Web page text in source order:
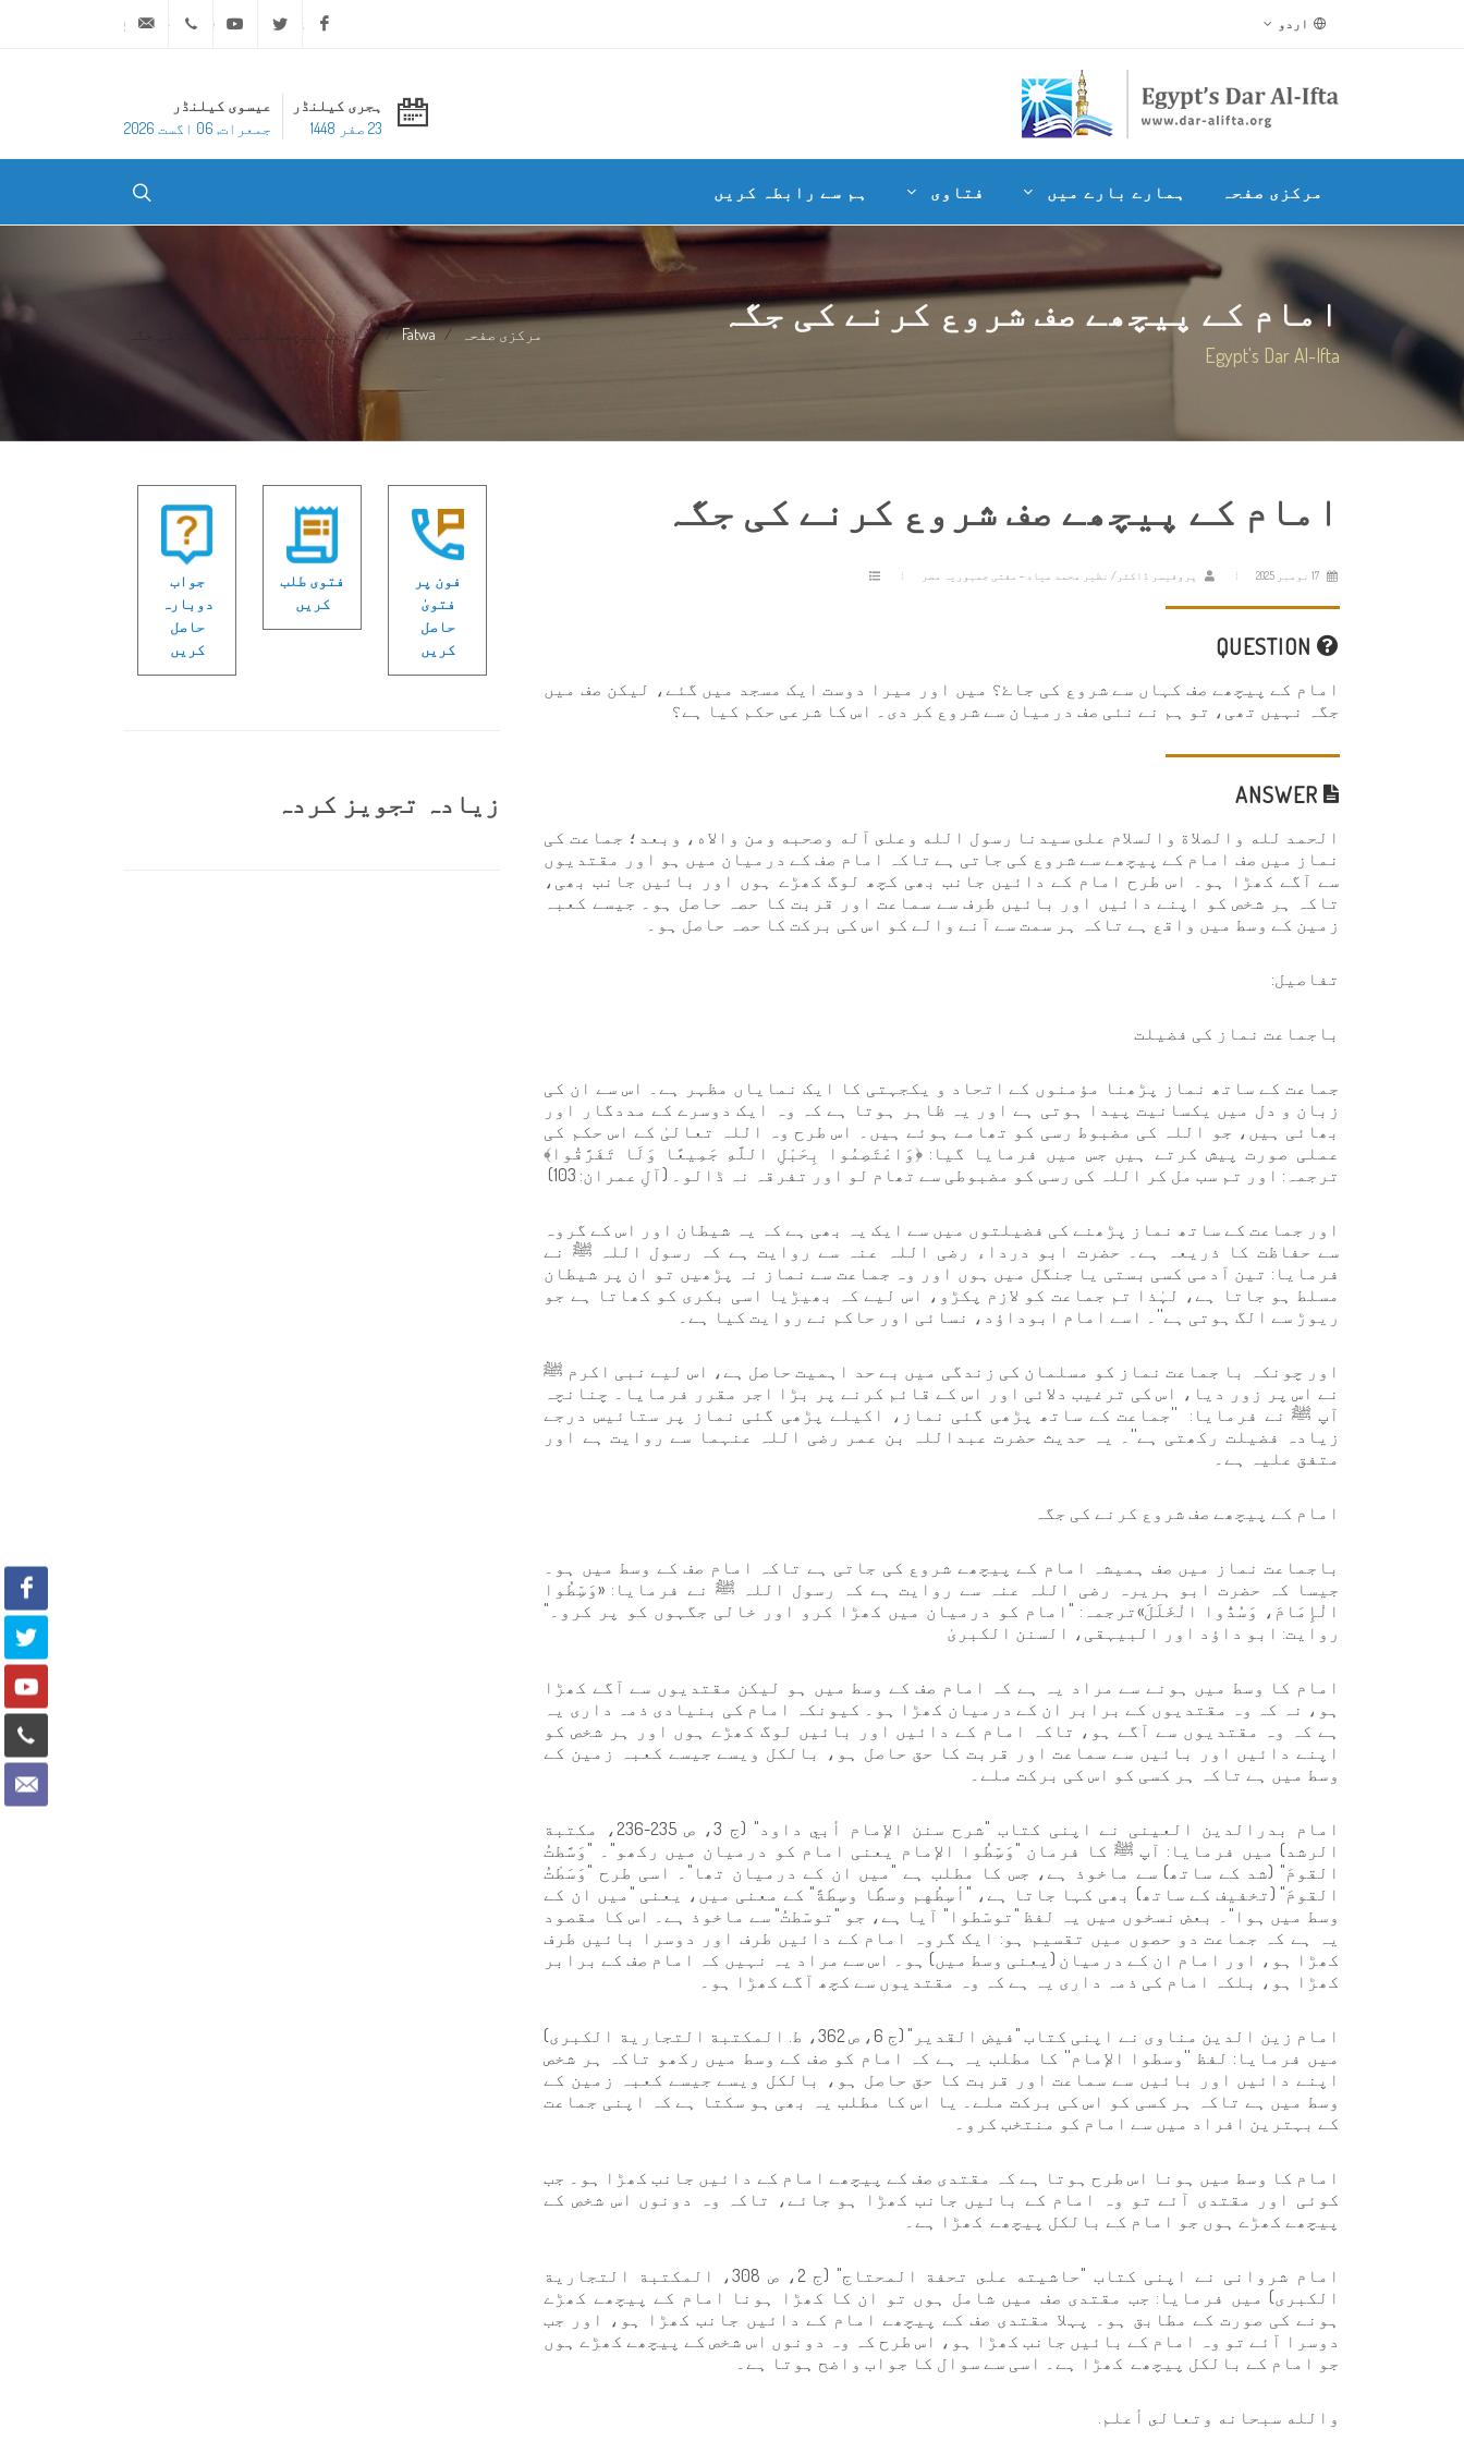
اردو Facebook
Twitter
Youtube
ہجری کیلنڈر
23 صفر 1448
عیسوی کیلنڈر
جمعرات, 06 اگست 2026
مرکزی صفحہ ہمارے بارے میں فتاوی ہم سے رابطہ کریں
امام کے پیچھے صف شروع کرنے کی جگہ
Egypt's Dar Al-Ifta
مرکزی صفحہ Fatwa امام کے پیچھے صف شروع کرنے کی جگہ
امام کے پیچھے صف شروع کرنے کی جگہ
پروفیسر ڈاکٹر/ نظیر محمد عیاد - مفتی جمہوریہ مصر
امام کے پیچھے صف کہاں سے شروع کی جاۓ؟ میں اور میرا دوست ایک مسجد میں گئے، لیکن صف میں
جگہ نہیں تھی، تو ہم نے نئی صف درمیان سے شروع کر دی۔ اس کا شرعی حکم کیا ہے؟
الحمد لله والصلاة والسلام على سيدنا رسول الله وعلى آله وصحبه ومن والاه، وبعد؛ جماعت کی
نماز میں صف امام کے پیچھے سے شروع کی جاتی ہے تاکہ امام صف کے درمیان میں ہو اور مقتدیوں
سے آگے کھڑا ہو۔ اس طرح امام کے دائیں جانب بھی کچھ لوگ کھڑے ہوں اور بائیں جانب بھی،
تاکہ ہر شخص کو اپنے دائیں اور بائیں طرف سے سماعت اور قربت کا حصہ حاصل ہو۔ جیسے کعبہ
زمین کے وسط میں واقع ہے تاکہ ہر سمت سے آنے والے کو اس کی برکت کا حصہ حاصل ہو۔
تفاصیل:
باجماعت نماز کی فضیلت
جماعت کے ساتھ نماز پڑھنا مؤمنوں کے اتحاد و یکجہتی کا ایک نمایاں مظہر ہے۔ اس سے ان کی
زبان و دل میں یکسانیت پیدا ہوتی ہے اور یہ ظاہر ہوتا ہے کہ وہ ایک دوسرے کے مددگار اور
بھائی ہیں، جو اللہ کی مضبوط رسی کو تھامے ہوئے ہیں۔ اس طرح وہ اللہ تعالیٰ کے اس حکم کی
عملی صورت پیش کرتے ہیں جس میں فرمایا گیا: ﴿وَاعْتَصِمُوا بِحَبْلِ اللَّهِ جَمِيعًا وَلَا تَفَرَّقُوا﴾
ترجمہ: اور تم سب مل کر اللہ کی رسی کو مضبوطی سے تھام لو اور تفرقہ نہ ڈالو۔ (آلِ عمران: 103)
اور جماعت کے ساتھ نماز پڑھنے کی فضیلتوں میں سے ایک یہ بھی ہے کہ یہ شیطان اور اس کے گروہ
سے حفاظت کا ذریعہ ہے۔ حضرت ابو درداء رضی اللہ عنہ سے روایت ہے کہ رسول اللہ ﷺ نے
فرمایا: تین آدمی کسی بستی یا جنگل میں ہوں اور وہ جماعت سے نماز نہ پڑھیں تو ان پر شیطان
مسلط ہو جاتا ہے، لہٰذا تم جماعت کو لازم پکڑو، اس لیے کہ بھیڑیا اسی بکری کو کھاتا ہے جو
ریوڑ سے الگ ہوتی ہے''۔ اسے امام ابوداؤد، نسائی اور حاکم نے روایت کیا ہے۔
اور چونکہ با جماعت نماز کو مسلمان کی زندگی میں بے حد اہمیت حاصل ہے، اس لیے نبی اکرم ﷺ
نے اس پر زور دیا، اس کی ترغیب دلائی اور اس کے قائم کرنے پر بڑا اجر مقرر فرمایا۔ چنانچہ
آپ ﷺ نے فرمایا: ''جماعت کے ساتھ پڑھی گئی نماز، اکیلے پڑھی گئی نماز پر ستائیس درجے
زیادہ فضیلت رکھتی ہے''۔ یہ حدیث حضرت عبداللہ بن عمر رضی اللہ عنہما سے روایت ہے اور
متفق علیہ ہے۔
امام کے پیچھے صف شروع کرنے کی جگہ
باجماعت نماز میں صف ہمیشہ امام کے پیچھے شروع کی جاتی ہے تاکہ امام صف کے وسط میں ہو۔
جیسا کہ حضرت ابو ہریرہ رضی اللہ عنہ سے روایت ہے کہ رسول اللہ ﷺ نے فرمایا: «وَسِّطُوا
الْإِمَامَ، وَسُدُّوا الْخَلَلَ»ترجمہ: "امام کو درمیان میں کھڑا کرو اور خالی جگہوں کو پر کرو۔"
روایت: ابو داؤد اور البیہقی، السنن الکبریٰ
امام کا وسط میں ہونے سے مراد یہ ہے کہ امام صف کے وسط میں ہو لیکن مقتدیوں سے آگے کھڑا
ہو، نہ کہ وہ مقتدیوں کے برابر ان کے درمیان کھڑا ہو۔ کیونکہ امام کی بنیادی ذمہ داری یہ
ہے کہ وہ مقتدیوں سے آگے ہو، تاکہ امام کے دائیں اور بائیں لوگ کھڑے ہوں اور ہر شخص کو
اپنے دائیں اور بائیں سے سماعت اور قربت کا حق حاصل ہو، بالکل ویسے جیسے کعبہ زمین کے
وسط میں ہے تاکہ ہر کسی کو اس کی برکت ملے۔
امام بدرالدین العینی نے اپنی کتاب "شرح سنن الإمام أبي داود" (ج 3، ص 235-236، مكتبة
الرشد) میں فرمایا: آپ ﷺ کا فرمان "وَسِّطُوا الإمام یعنی امام کو درمیان میں رکھو"۔ "وَسَّطتُ
القومَ" (شد کے ساتھ) سے ماخوذ ہے، جس کا مطلب ہے "میں ان کے درمیان تھا"۔ اسی طرح "وَسَطْتُ
القومَ" (تخفیف کے ساتھ) بھی کہا جاتا ہے، "أسِطُهم وسطًا وسِطَةً" کے معنی میں، یعنی "میں ان کے
وسط میں ہوا"۔ بعض نسخوں میں یہ لفظ "توسّطوا" آیا ہے، جو "توسّطتُ" سے ماخوذ ہے۔ اس کا مقصود
یہ ہے کہ جماعت دو حصوں میں تقسیم ہو: ایک گروہ امام کے دائیں طرف اور دوسرا بائیں طرف
کھڑا ہو، اور امام ان کے درمیان (یعنی وسط میں) ہو۔ اس سے مراد یہ نہیں کہ امام صف کے برابر
کھڑا ہو، بلکہ امام کی ذمہ داری یہ ہے کہ وہ مقتدیوں سے کچھ آگے کھڑا ہو۔
امام زین الدین مناوی نے اپنی کتاب "فيض القدير" (ج 6، ص 362، ط. المكتبة التجارية الكبرى)
میں فرمایا: لفظ ''وسطوا الإمام'' کا مطلب یہ ہے کہ امام کو صف کے وسط میں رکھو تاکہ ہر شخص
اپنے دائیں اور بائیں سے سماعت اور قربت کا حق حاصل ہو، بالکل ویسے جیسے کعبہ زمین کے
وسط میں ہے تاکہ ہر کسی کو اس کی برکت ملے۔ یا اس کا مطلب یہ بھی ہو سکتا ہے کہ اپنی جماعت
کے بہترین افراد میں سے امام کو منتخب کرو۔
امام کا وسط میں ہونا اس طرح ہوتا ہے کہ مقتدی صف کے پیچھے امام کے دائیں جانب کھڑا ہو۔ جب
کوئی اور مقتدی آئے تو وہ امام کے بائیں جانب کھڑا ہو جائے، تاکہ وہ دونوں اس شخص کے
پیچھے کھڑے ہوں جو امام کے بالکل پیچھے کھڑا ہے۔
امام شروانی نے اپنی کتاب "حاشيته على تحفة المحتاج" (ج 2، ص 308، المكتبة التجارية
الكبرى) میں فرمایا: جب مقتدی صف میں شامل ہوں تو ان کا کھڑا ہونا امام کے پیچھے کھڑے
ہونے کی صورت کے مطابق ہو۔ پہلا مقتدی صف کے پیچھے امام کے دائیں جانب کھڑا ہو، اور جب
دوسرا آئے تو وہ امام کے بائیں جانب کھڑا ہو، اس طرح کہ وہ دونوں اس شخص کے پیچھے کھڑے ہوں
جو امام کے بالکل پیچھے کھڑا ہے۔ اسی سے سوال کا جواب واضح ہوتا ہے۔
والله سبحانه وتعالى أعلم.
فون پر
فتویٰ
حاصل
کریں
فتوی طلب
کریں
جواب
دوبارہ
حاصل
کریں
زیادہ تجویز کردہ